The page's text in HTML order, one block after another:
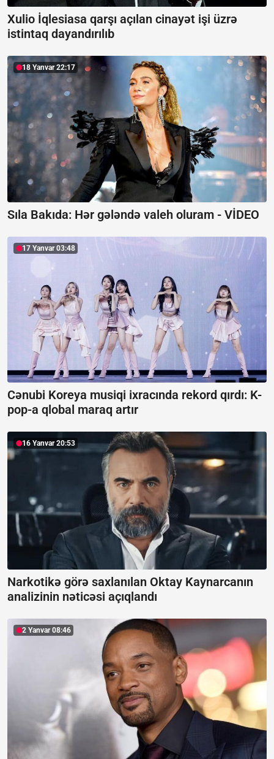
Xulio İqlesiasa qarşı açılan cinayət işi üzrə
istintaq dayandırılıb
18 Yanvar 22:17
Sıla Bakıda: Hər gələndə valeh oluram - VİDEO
17 Yanvar 03:48
Cənubi Koreya musiqi ixracında rekord qırdı: K-
pop-a qlobal maraq artır
16 Yanvar 20:53
Narkotikə görə saxlanılan Oktay Kaynarcanın
analizinin nəticəsi açıqlandı
2 Yanvar 08:46